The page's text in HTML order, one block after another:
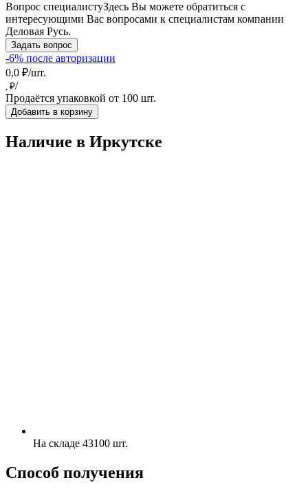
Вопрос специалистуЗдесь Вы можете обратиться с
интересующими Вас вопросами к специалистам компании
Деловая Русь.
Задать вопрос
-6% после авторизации
0,0 ₽/шт.
, ₽/
Продаётся упаковкой от 100 шт.
Добавить в корзину
Наличие в Иркутскe
На складе 43100 шт.
Способ получения